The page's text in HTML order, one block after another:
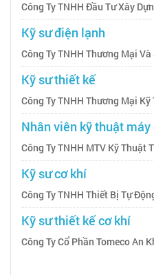
Công Ty TNHH Đầu Tư Xây
Kỹ sư điện lạnh
Công Ty TNHH Thương Mại
Kỹ sư thiết kế
Công Ty TNHH Thương Mại
Nhân viên kỹ thuật máy
Công Ty TNHH MTV Kỹ Thuật
Kỹ sư cơ khí
Công Ty TNHH Thiết Bị Tự
Kỹ sư thiết kế cơ khí
Công Ty Cổ Phần Tomeco An